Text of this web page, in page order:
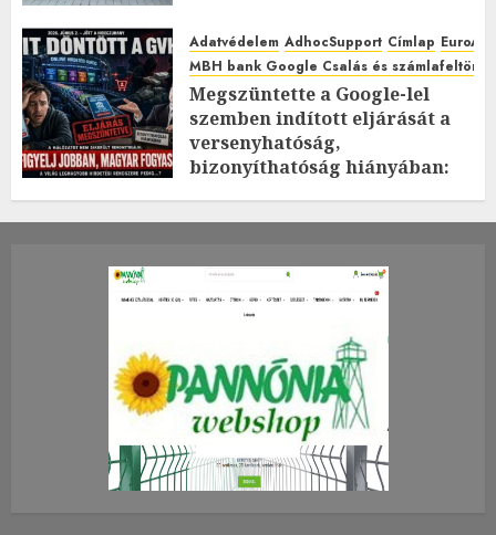
Adatvédelem AdhocSupport Címlap
MBH bank Google Csalás és
Megszüntette a Google-lel
szemben indított eljárását a
versenyhatóság,
bizonyíthatóság hiányában:
2026.JÚLIUS.23. CSÜTÖRTÖK.
0